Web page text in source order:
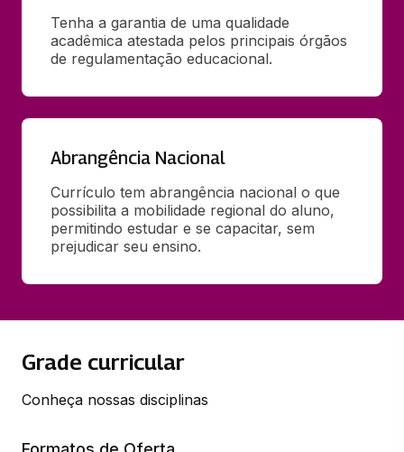
Tenha a garantia de uma qualidade
acadêmica atestada pelos principais órgãos
de regulamentação educacional.
Abrangência Nacional
Currículo tem abrangência nacional o que
possibilita a mobilidade regional do aluno,
permitindo estudar e se capacitar, sem
prejudicar seu ensino.
Grade curricular
Conheça nossas disciplinas